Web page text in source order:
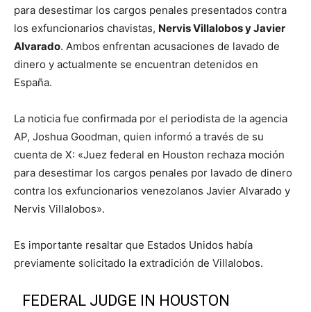
para desestimar los cargos penales presentados contra
los exfuncionarios chavistas, Nervis Villalobos y Javier
Alvarado. Ambos enfrentan acusaciones de lavado de
dinero y actualmente se encuentran detenidos en
España.
La noticia fue confirmada por el periodista de la agencia
AP, Joshua Goodman, quien informó a través de su
cuenta de X: «Juez federal en Houston rechaza moción
para desestimar los cargos penales por lavado de dinero
contra los exfuncionarios venezolanos Javier Alvarado y
Nervis Villalobos».
Es importante resaltar que Estados Unidos había
previamente solicitado la extradición de Villalobos.
FEDERAL JUDGE IN HOUSTON